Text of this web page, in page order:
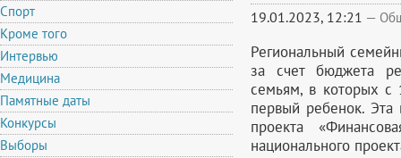
Спорт
Кроме того
Интервью
Медицина
Памятные даты
Конкурсы
Выборы
19.01.2023, 12:21 —
Региональный
за счет бюджета
семьям, в которых с
первый ребенок. Эта
проекта
национального